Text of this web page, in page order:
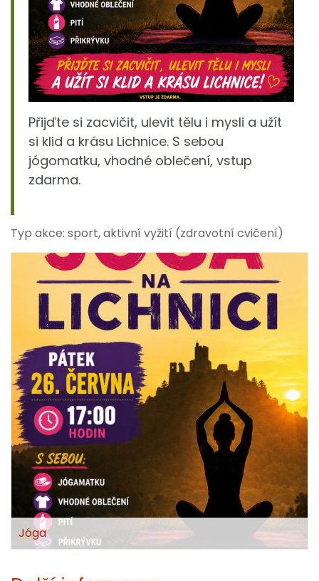
Přijďte si zacvičit, ulevit tělu i mysli a užít
si klid a krásu Lichnice. S sebou
jógomatku, vhodné oblečení, vstup
zdarma.
Typ akce: sport, aktivní vyžití (zdravotní cvičení)
Jóga